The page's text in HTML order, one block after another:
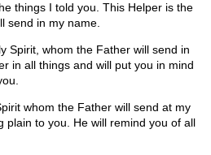
things I told you. This Helper is the
send in my name.
Spirit, whom the Father will send in
in all things and will put you in mind
whom the Father will send at my
plain to you. He will remind you of all